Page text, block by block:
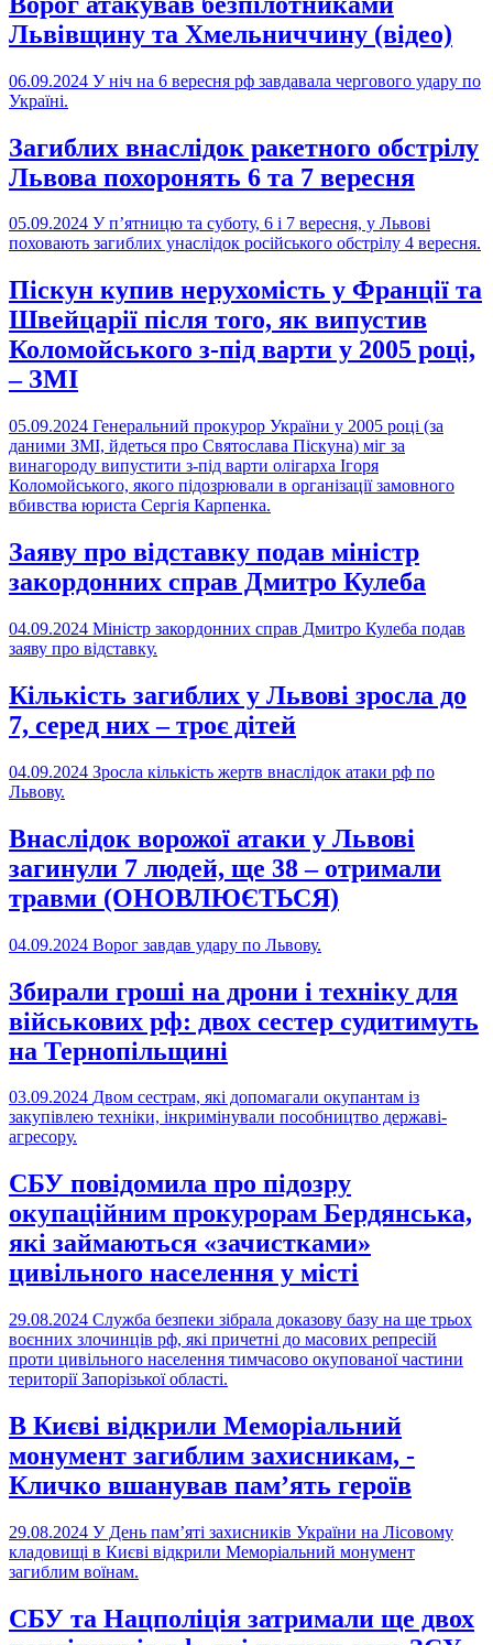
Львівщину та Хмельниччину (відео)
06.09.2024 У ніч на 6 вересня рф завдавала чергового удару по
Україні.
Загиблих внаслідок ракетного обстрілу
Львова похоронять 6 та 7 вересня
05.09.2024 У п’ятницю та суботу, 6 і 7 вересня, у Львові
поховають загиблих унаслідок російського обстрілу 4 вересня.
Піскун купив нерухомість у Франції та
Швейцарії після того, як випустив
Коломойського з-під варти у 2005 році,
– ЗМІ
05.09.2024 Генеральний прокурор України у 2005 році (за
даними ЗМІ, йдеться про Святослава Піскуна) міг за
винагороду випустити з-під варти олігарха Ігоря
Коломойського, якого підозрювали в організації замовного
вбивства юриста Сергія Карпенка.
Заяву про відставку подав міністр
закордонних справ Дмитро Кулеба
04.09.2024 Міністр закордонних справ Дмитро Кулеба подав
заяву про відставку.
Кількість загиблих у Львові зросла до
7, серед них – троє дітей
04.09.2024 Зросла кількість жертв внаслідок атаки рф по
Львову.
Внаслідок ворожої атаки у Львові
загинули 7 людей, ще 38 – отримали
травми (ОНОВЛЮЄТЬСЯ)
04.09.2024 Ворог завдав удару по Львову.
Збирали гроші на дрони і техніку для
військових рф: двох сестер судитимуть
на Тернопільщині
03.09.2024 Двом сестрам, які допомагали окупантам із
закупівлею техніки, інкримінували пособництво державі-
агресору.
СБУ повідомила про підозру
окупаційним прокурорам Бердянська,
які займаються «зачистками»
цивільного населення у місті
29.08.2024 Служба безпеки зібрала доказову базу на ще трьох
воєнних злочинців рф, які причетні до масових репресій
проти цивільного населення тимчасово окупованої частини
території Запорізької області.
В Києві відкрили Меморіальний
монумент загиблим захисникам, -
Кличко вшанував пам’ять героїв
29.08.2024 У День пам’яті захисників України на Лісовому
кладовищі в Києві відкрили Меморіальний монумент
загиблим воїнам.
СБУ та Нацполіція затримали ще двох